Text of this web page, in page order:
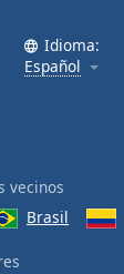
Idioma:
Español
vecinos
Brasil